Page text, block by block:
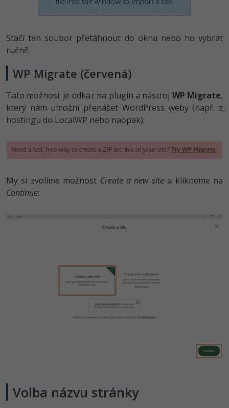
Stačí ten soubor přetáhnout do okna nebo ho vybrat
ručně.
WP Migrate (červená)
Tato možnost je odkaz na plugin a nástroj WP Migrate,
který nám umožní přenášet WordPress weby (např. z
hostingu do LocalWP nebo naopak):
My si zvolíme možnost Create a new sitea klikneme na
Continue:
Volba názvu stránky